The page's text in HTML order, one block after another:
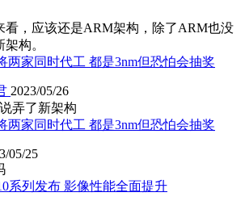
看，应该还是ARM架构，除了ARM也没
构。
两家同时代工 都是3nm但恐怕会抽奖
2023/05/26
弄了新架构
两家同时代工 都是3nm但恐怕会抽奖
05/25
系列发布 影像性能全面提升